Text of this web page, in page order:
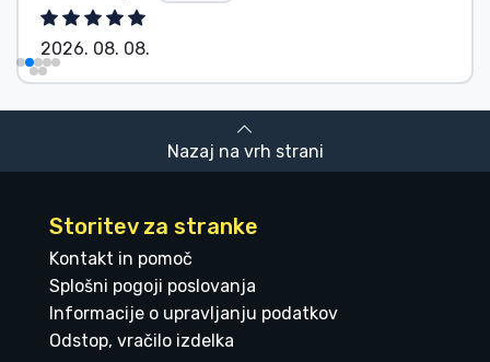
2026. 08. 08.
Nazaj na vrh strani
Storitev za stranke
Kontakt in pomoč
Splošni pogoji poslovanja
Informacije o upravljanju podatkov
Odstop, vračilo izdelka